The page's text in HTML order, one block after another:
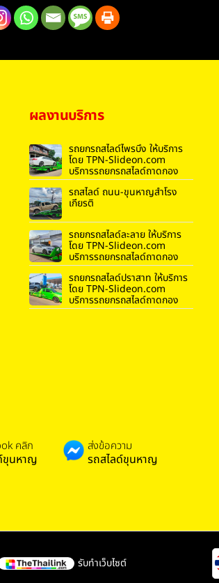
ผลงานบริการ
รถยกรถสไลด์ไพรบึง ให้บริการ
โดย TPN-Slideon.com
บริการรถยกรถสไลด์ถาดกอง
รถสไลด์ ถนน-ขุนหาญสำโรง
เกียรติ
รถยกรถสไลด์ละลาย ให้บริการ
โดย TPN-Slideon.com
บริการรถยกรถสไลด์ถาดกอง
รถยกรถสไลด์ปราสาท ให้บริการ
โดย TPN-Slideon.com
บริการรถยกรถสไลด์ถาดกอง
คลิก
ขุนหาญ
ส่งข้อความ
รถสไลด์ขุนหาญ
รับทำเว็บไซต์